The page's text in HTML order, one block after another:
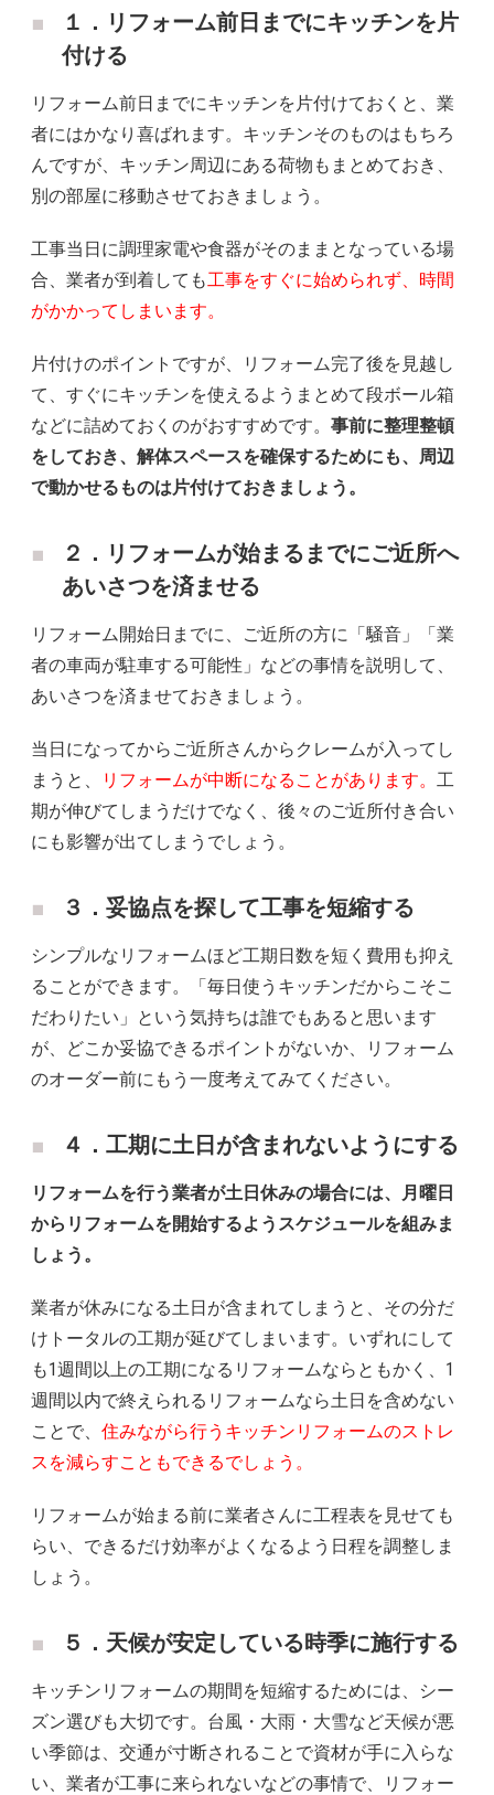
１．リフォーム前日までにキッチンを片
付ける
リフォーム前日までにキッチンを片付けておくと、業
者にはかなり喜ばれます。キッチンそのものはもちろ
んですが、キッチン周辺にある荷物もまとめておき、
別の部屋に移動させておきましょう。
工事当日に調理家電や食器がそのままとなっている場
合、業者が到着しても工事をすぐに始められず、時間
がかかってしまいます。
片付けのポイントですが、リフォーム完了後を見越し
て、すぐにキッチンを使えるようまとめて段ボール箱
などに詰めておくのがおすすめです。 事前に整理整頓
をしておき、解体スペースを確保するためにも、周辺
で動かせるものは片付けておきましょう。
２．リフォームが始まるまでにご近所へ
あいさつを済ませる
リフォーム開始日までに、ご近所の方に「騒音」「業
者の車両が駐車する可能性」などの事情を説明して、
あいさつを済ませておきましょう。
当日になってからご近所さんからクレームが入ってし
まうと、
リフォームが中断になることがあります。 工
期が伸びてしまうだけでなく、後々のご近所付き合い
にも影響が出てしまうでしょう。
３．妥協点を探して工事を短縮する
シンプルなリフォームほど工期日数を短く費用も抑え
ることができます。「毎日使うキッチンだからこそこ
だわりたい」という気持ちは誰でもあると思います
が、どこか妥協できるポイントがないか、リフォーム
のオーダー前にもう一度考えてみてください。
４．工期に土日が含まれないようにする
リフォームを行う業者が土日休みの場合には、月曜日
からリフォームを開始するようスケジュールを組みま
しょう。
業者が休みになる土日が含まれてしまうと、その分だ
けトータルの工期が延びてしまいます。いずれにして
も1週間以上の工期になるリフォームならともかく、1
週間以内で終えられるリフォームなら土日を含めない
ことで、 住みながら行うキッチンリフォームのストレ
スを減らすこともできるでしょう。
リフォームが始まる前に業者さんに工程表を見せても
らい、できるだけ効率がよくなるよう日程を調整しま
しょう。
５．天候が安定している時季に施行する
キッチンリフォームの期間を短縮するためには、シー
ズン選びも大切です。台風・大雨・大雪など天候が悪
い季節は、交通が寸断されることで資材が手に入らな
い、業者が工事に来られないなどの事情で、リフォー